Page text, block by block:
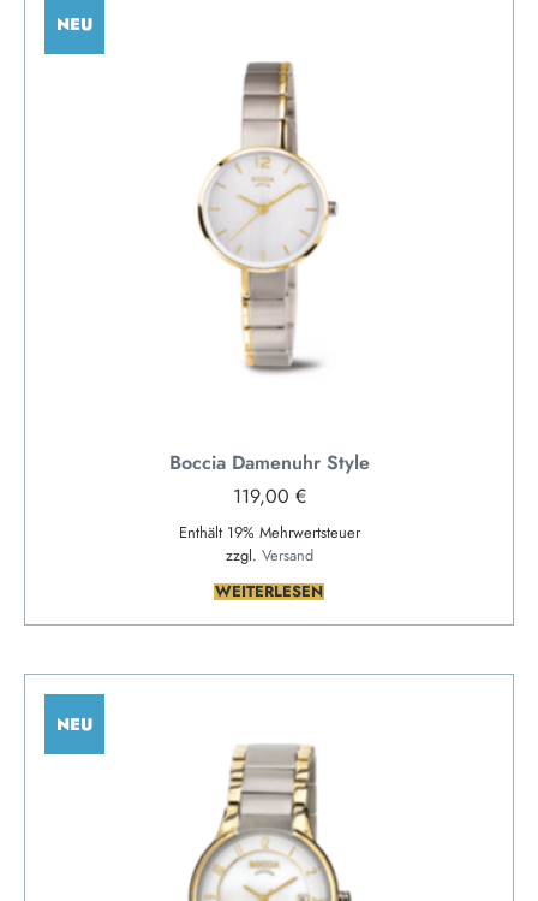
NEU
Boccia Damenuhr Style
119,00 €
Enthält 19% Mehrwertsteuer
zzgl. Versand
WEITERLESEN
NEU